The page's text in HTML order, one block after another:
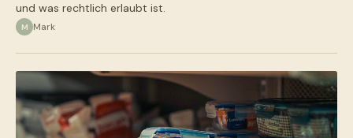
und was rechtlich erlaubt ist.
M Mark